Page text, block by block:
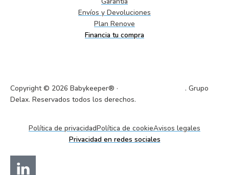
Envíos y Devoluciones
Plan Renove
Financia tu compra
Copyright © 2026 Babykeeper® ·
. Grupo
Delax. Reservados todos los derechos.
Política de privacidadPolítica de cookieAvisos legales
Privacidad en redes sociales